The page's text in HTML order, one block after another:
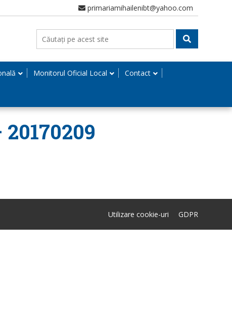
primariamihailenibt@yahoo.com
Monitorul Oficial Local Contact
Utilizare cookie-uri GDPR